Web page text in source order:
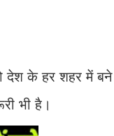
देश के हर शहर में
भी है।